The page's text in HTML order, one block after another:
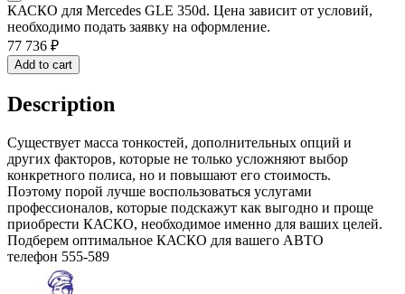
КАСКО для Mercedes GLE 350d. Цена зависит от условий,
необходимо подать заявку на оформление.
77 736 ₽
Add to cart
Description
Существует масса тонкостей, дополнительных опций и
других факторов, которые не только усложняют выбор
конкретного полиса, но и повышают его стоимость.
Поэтому порой лучше воспользоваться услугами
профессионалов, которые подскажут как выгодно и проще
приобрести КАСКО, необходимое именно для ваших целей.
Подберем оптимальное КАСКО для вашего АВТО
телефон 555-589